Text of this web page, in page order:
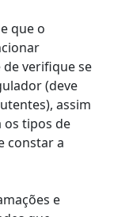
que o
de verifique se
(deve
assim
os tipos de
constar a
e